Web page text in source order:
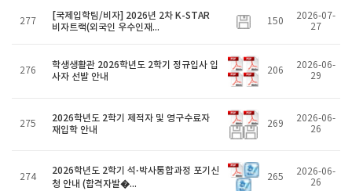
277
[국제입학팀/비자] 2026년 2차 K-STAR
비자트랙(외국인 우수인재...
150
2026-07-
27
276
학생생활관 2026학년도 2학기 정규입사 입
사자 선발 안내
206
2026-06-
29
275
2026학년도 2학기 제적자 및 영구수료자
재입학 안내
269
2026-06-
26
274
2026학년도 2학기 석·박사통합과정 포기신
청 안내 (합격자발�...
265
2026-06-
26